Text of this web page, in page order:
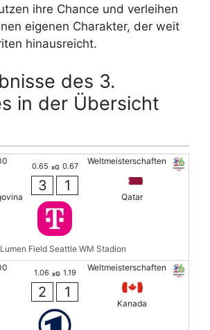
ihre Chance und verleihen
eigenen Charakter, der weit
hinausreicht.
des 3.
in der Übersicht
Weltmeisterschaften
0.65 xG 0.67
3 1
Qatar
Lumen Field Seattle WM Stadion
Weltmeisterschaften
1.06 xG 1.19
2 1
Kanada